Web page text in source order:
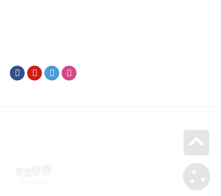
FacebookYoutubeTwitter
Go